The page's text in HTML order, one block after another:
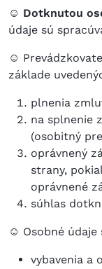
☺ Dotknutou
údaje sú
☺
základe
plnenia
na splnenie
(osobitný
oprávnený
strany,
oprávnené
súhlas
☺ Osobné
vybavenia a